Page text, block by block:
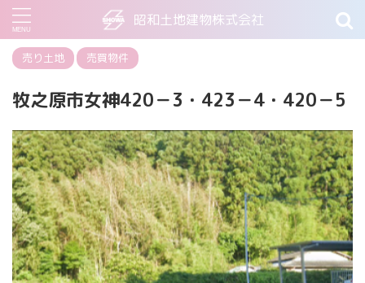
昭和土地建物株式会社
売り土地 売買物件
牧之原市女神420－3・423－4・420－5